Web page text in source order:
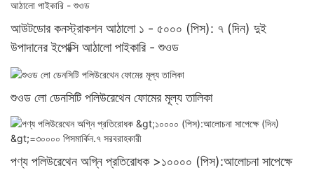
আউটডোর কনস্ট্রাকশন আঠালো ১ - ৫০০০ (পিস): ৭ (দিন) দুই
উপাদানের ইপোক্সি আঠালো পাইকারি - শুওড
শুওড লো ডেনসিটি পলিউরেথেন ফোমের মূল্য তালিকা
পণ্য পলিউরেথেন অগ্নি প্রতিরোধক >১০০০০ (পিস):আলোচনা সাপেক্ষে